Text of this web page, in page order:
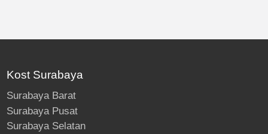
Kost Surabaya
Surabaya Barat
Surabaya Pusat
Surabaya Selatan